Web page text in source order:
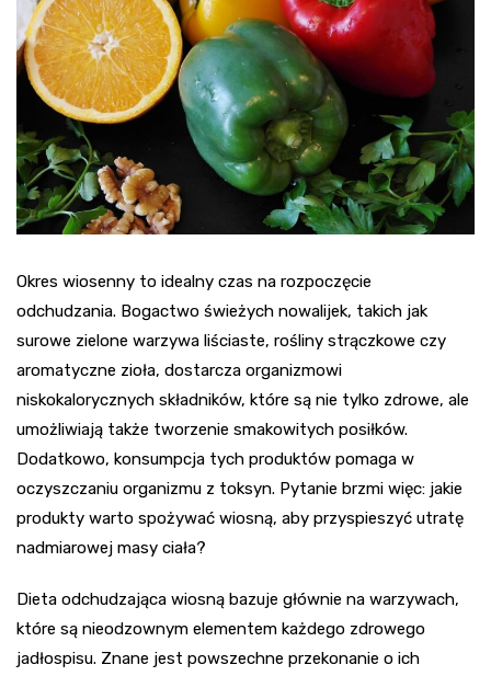
Okres wiosenny to idealny czas na rozpoczęcie
odchudzania. Bogactwo świeżych nowalijek, takich jak
surowe zielone warzywa liściaste, rośliny strączkowe czy
aromatyczne zioła, dostarcza organizmowi
niskokalorycznych składników, które są nie tylko zdrowe, ale
umożliwiają także tworzenie smakowitych posiłków.
Dodatkowo, konsumpcja tych produktów pomaga w
oczyszczaniu organizmu z toksyn. Pytanie brzmi więc: jakie
produkty warto spożywać wiosną, aby przyspieszyć utratę
nadmiarowej masy ciała?
Dieta odchudzająca wiosną bazuje głównie na warzywach,
które są nieodzownym elementem każdego zdrowego
jadłospisu. Znane jest powszechne przekonanie o ich